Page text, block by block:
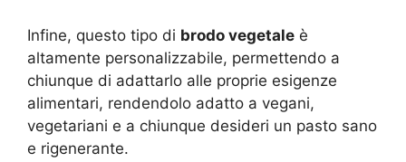
Infine, questo tipo di brodo vegetale è
altamente personalizzabile, permettendo a
chiunque di adattarlo alle proprie esigenze
alimentari, rendendolo adatto a vegani,
vegetariani e a chiunque desideri un pasto sano
e rigenerante.